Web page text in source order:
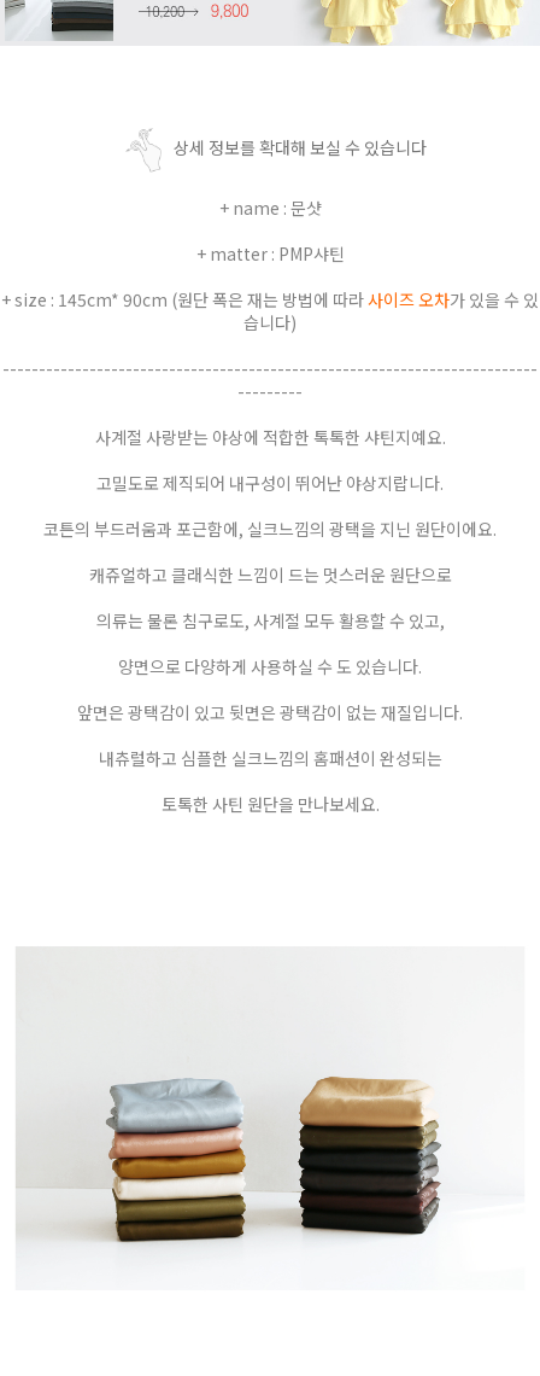
상세 정보를 확대해 보실 수 있습니다
+ name : 문샷
+ matter : PMP샤틴
+ size : 145cm* 90cm (원단 폭은 재는 방법에 따라사이즈 오차가 있을 수 있
습니다)
--------------------------------------------------------------------------
---------
사계절 사랑받는 야상에 적합한 톡톡한 샤틴지예요.
고밀도로 제직되어 내구성이 뛰어난 야상지랍니다.
코튼의 부드러움과 포근함에, 실크느낌의 광택을 지닌 원단이에요.
캐쥬얼하고 클래식한 느낌이 드는 멋스러운 원단으로
의류는 물론 침구로도, 사계절 모두 활용할 수 있고,
양면으로 다양하게 사용하실 수 도 있습니다.
앞면은 광택감이 있고 뒷면은 광택감이 없는 재질입니다.
내츄럴하고 심플한 실크느낌의 홈패션이 완성되는
토톡한 사틴 원단을 만나보세요.